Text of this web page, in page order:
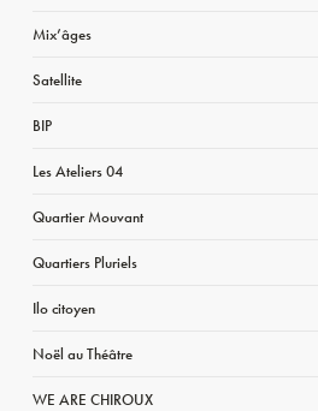
Mix’âges
Satellite
BIP
Les Ateliers 04
Quartier Mouvant
Quartiers Pluriels
Ilo citoyen
Noël au Théâtre
WE ARE CHIROUX